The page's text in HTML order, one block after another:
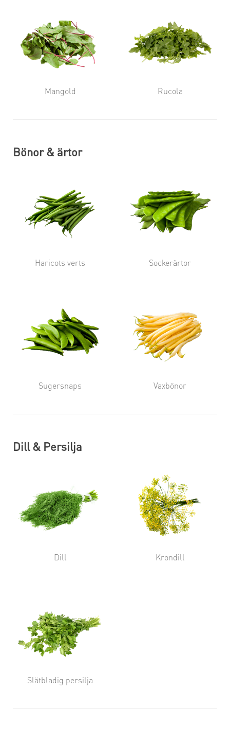
Mangold Rucola
Bönor & ärtor
Haricots verts Sockerärtor
Sugersnaps Vaxbönor
Dill & Persilja
Dill Krondill
Slätbladig persilja